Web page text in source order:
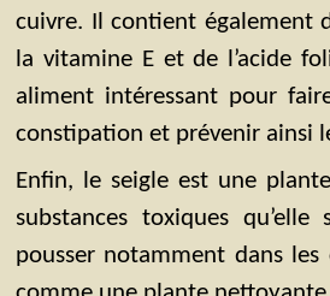
cuivre. Il contient également
la vitamine E et de l’acide
aliment intéressant pour
constipation et prévenir ainsi
Enfin, le seigle est une
substances toxiques
pousser notamment dans